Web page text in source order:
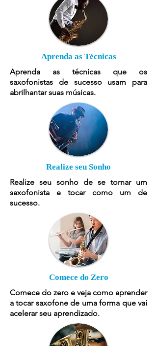
Aprenda as Técnicas
Aprenda as técnicas que os
saxofonistas de sucesso usam para
abrilhantar suas músicas.
Realize seu Sonho
Realize seu sonho de se tornar um
saxofonista e tocar como um de
sucesso.
Comece do Zero
Comece do zero e veja como aprender
a tocar saxofone de uma forma que vai
acelerar seu aprendizado.